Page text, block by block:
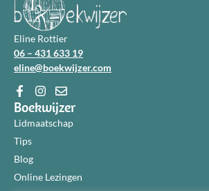
Eline Rottier
06 – 431 633 19
eline@boekwijzer.com
Boekwijzer
Lidmaatschap
Tips
Blog
Online Lezingen